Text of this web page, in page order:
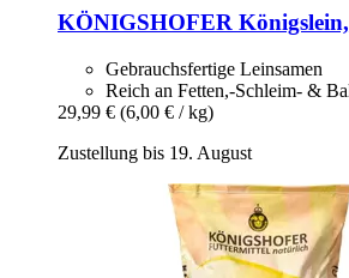
KÖNIGSHOFER
Gebrauchsfertige Leinsamen
Reich an Fetten,-Schleim- &
29,99 € (6,00 € / kg)
Zustellung bis 19. August